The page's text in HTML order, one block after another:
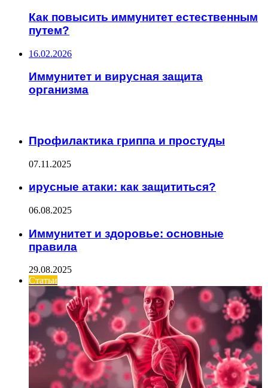
Как повысить иммунитет естественным
путем?
16.02.2026
Иммунитет и вирусная защита
организма
Профилактика гриппа и простуды
07.11.2025
ирусные атаки: как защититься?
06.08.2025
Иммунитет и здоровье: основные
правила
29.08.2025
Статьи